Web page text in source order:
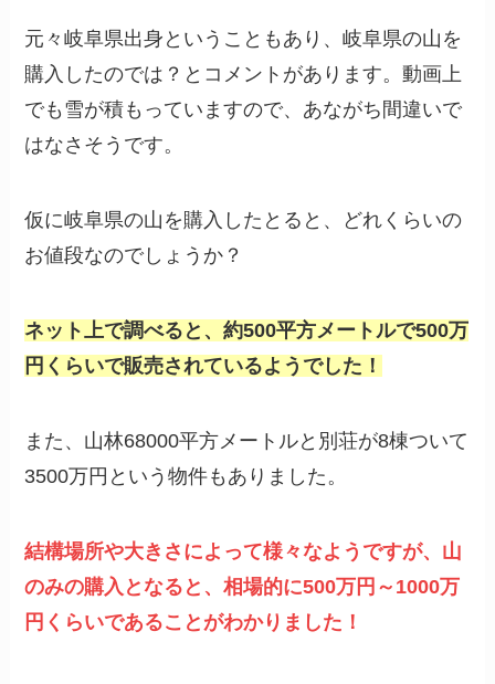
元々岐阜県出身ということもあり、岐阜県の山を
購入したのでは？とコメントがあります。動画上
でも雪が積もっていますので、あながち間違いで
はなさそうです。
仮に岐阜県の山を購入したとると、どれくらいの
お値段なのでしょうか？
ネット上で調べると、約500平方メートルで500万
円くらいで販売されているようでした！
また、山林68000平方メートルと別荘が8棟ついて
3500万円という物件もありました。
結構場所や大きさによって様々なようですが、山
のみの購入となると、相場的に500万円～1000万
円くらいであることがわかりました！